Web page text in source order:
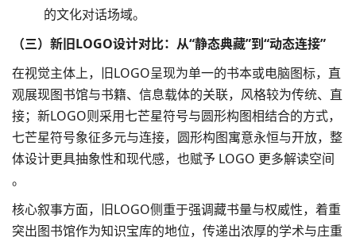
的文化对话场域。​
（三）新旧LOGO设计对比：从“静态典藏”到“动态连接”​
​在视觉主体上，旧LOGO呈现为单一的书本或电脑图标，直
观展现图书馆与书籍、信息载体的关联，风格较为传统、直
接；新LOGO则采用七芒星符号与圆形构图相结合的方式，
七芒星符号象征多元与连接，圆形构图寓意永恒与开放，整
体设计更具抽象性和现代感，也赋予 LOGO 更多解读空间
。
核心叙事方面，旧LOGO侧重于强调藏书量与权威性，着重
突出图书馆作为知识宝库的地位，传递出浓厚的学术与庄重